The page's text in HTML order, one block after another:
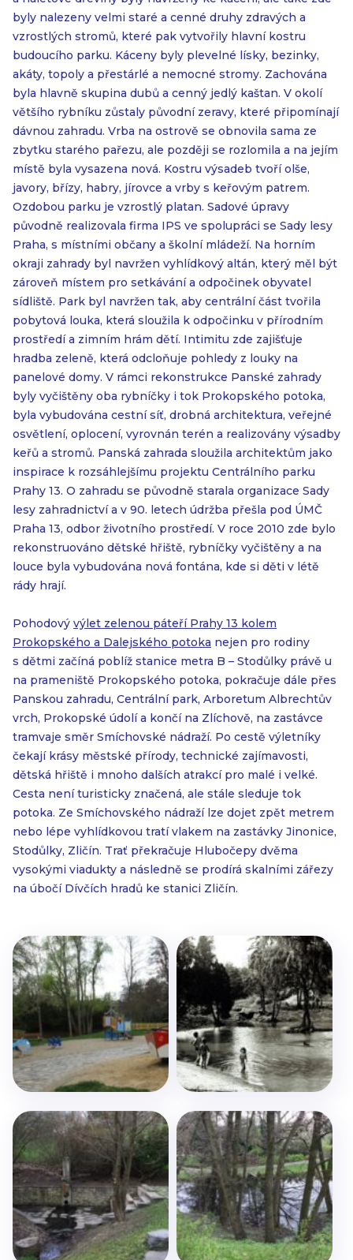
byly nalezeny velmi staré a cenné druhy zdravých a
vzrostlých stromů, které pak vytvořily hlavní kostru
budoucího parku. Káceny byly plevelné lísky, bezinky,
akáty, topoly a přestárlé a nemocné stromy. Zachována
byla hlavně skupina dubů a cenný jedlý kaštan. V okolí
většího rybníku zůstaly původní zeravy, které připomínají
dávnou zahradu. Vrba na ostrově se obnovila sama ze
zbytku starého pařezu, ale později se rozlomila a na jejím
místě byla vysazena nová. Kostru výsadeb tvoří olše,
javory, břízy, habry, jírovce a vrby s keřovým patrem.
Ozdobou parku je vzrostlý platan. Sadové úpravy
původně realizovala firma IPS ve spolupráci se Sady lesy
Praha, s místními občany a školní mládeží. Na horním
okraji zahrady byl navržen vyhlídkový altán, který měl být
zároveň místem pro setkávání a odpočinek obyvatel
sídliště. Park byl navržen tak, aby centrální část tvořila
pobytová louka, která sloužila k odpočinku v přírodním
prostředí a zimním hrám dětí. Intimitu zde zajišťuje
hradba zeleně, která odcloňuje pohledy z louky na
panelové domy. V rámci rekonstrukce Panské zahrady
byly vyčištěny oba rybníčky i tok Prokopského potoka,
byla vybudována cestní síť, drobná architektura, veřejné
osvětlení, oplocení, vyrovnán terén a realizovány výsadby
keřů a stromů. Panská zahrada sloužila architektům jako
inspirace k rozsáhlejšímu projektu Centrálního parku
Prahy 13. O zahradu se původně starala organizace Sady
lesy zahradnictví a v 90. letech údržba přešla pod ÚMČ
Praha 13, odbor životního prostředí. V roce 2010 zde bylo
rekonstruováno dětské hřiště, rybníčky vyčištěny a na
louce byla vybudována nová fontána, kde si děti v létě
rády hrají.
Pohodový výlet zelenou páteří Prahy 13 kolem
Prokopského a Dalejského potoka nejen pro rodiny
s dětmi začíná poblíž stanice metra B – Stodůlky právě u
na prameniště Prokopského potoka, pokračuje dále přes
Panskou zahradu, Centrální park, Arboretum Albrechtův
vrch, Prokopské údolí a končí na Zlíchově, na zastávce
tramvaje směr Smíchovské nádraží. Po cestě výletníky
čekají krásy městské přírody, technické zajímavosti,
dětská hřiště i mnoho dalších atrakcí pro malé i velké.
Cesta není turisticky značená, ale stále sleduje tok
potoka. Ze Smíchovského nádraží lze dojet zpět metrem
nebo lépe vyhlídkovou tratí vlakem na zastávky Jinonice,
Stodůlky, Zličín. Trať překračuje Hlubočepy dvěma
vysokými viadukty a následně se prodírá skalními zářezy
na úbočí Dívčích hradů ke stanici Zličín.